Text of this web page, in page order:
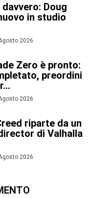
Doug
in studio
2026
Zero è pronto:
preordini
2026
riparte da un
di Valhalla
2026